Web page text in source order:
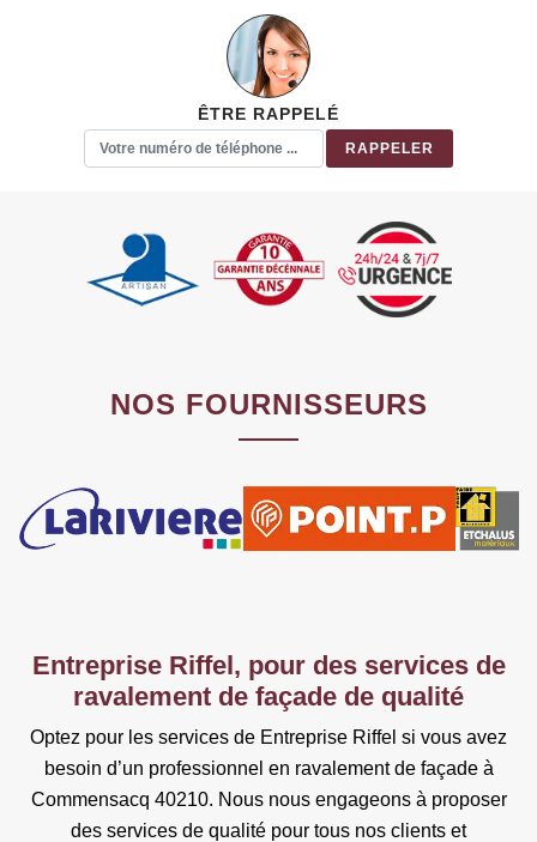
ÊTRE RAPPELÉ
NOS FOURNISSEURS
Entreprise Riffel, pour des services de
ravalement de façade de qualité
Optez pour les services de Entreprise Riffel si vous avez
besoin d’un professionnel en ravalement de façade à
Commensacq 40210. Nous nous engageons à proposer
des services de qualité pour tous nos clients et